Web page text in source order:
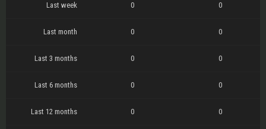
Last week 0 0
Last month 0 0
Last 3 months 0 0
Last 6 months 0 0
Last 12 months 0 0